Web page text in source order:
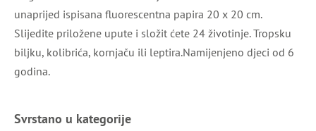
unaprijed ispisana fluorescentna papira 20 x 20 cm.
Slijedite priložene upute i složit ćete 24 životinje. Tropsku
biljku, kolibrića, kornjaču ili leptira.Namijenjeno djeci od 6
godina.
Svrstano u kategorije